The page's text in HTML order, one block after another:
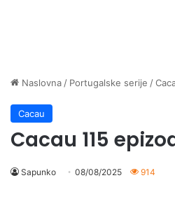
Naslovna / Portugalske serije /
Cacau
Cacau 115
Sapunko 08/08/2025 914